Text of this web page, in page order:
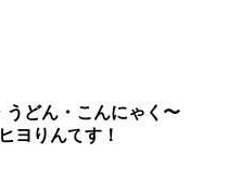
どん・こんにゃく〜
ヨりんです！